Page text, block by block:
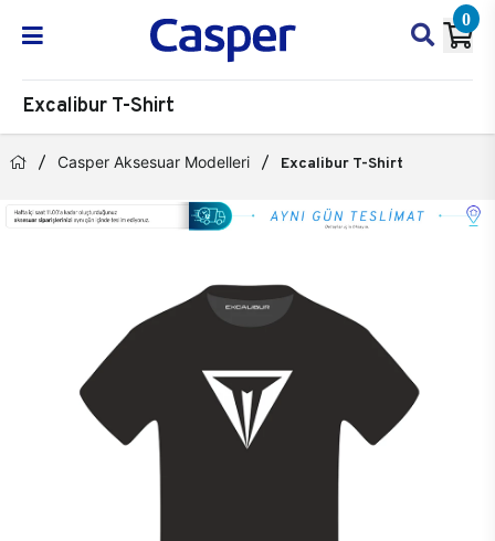
0
Excalibur T-Shirt
Casper Aksesuar Modelleri Excalibur T-Shirt